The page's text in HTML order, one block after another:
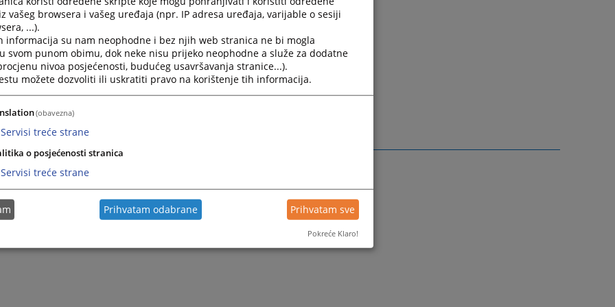
suda:
053/333- 006 lokal 128
sekretar:
053/333-268
053/333-269
ossud-derventa@pravosudje.ba
zaposlene u Osnovnom
(sudovima u BiH):
vašeg browsera i vašeg uređaja (npr. IP adresa uređaja, varijable o sesiji
...).
informacija su nam neophodne i bez njih web stranica ne bi mogla
svom punom obimu, dok neke nisu prijeko neophodne a služe za dodatne
nivoa posjećenosti, budućeg usavršavanja stranice...).
možete dozvoliti ili uskratiti pravo na korištenje tih informacija.
(obavezna)
Servisi treće strane
o posjećenosti stranica
Servisi treće strane
Prihvatam odabrane Prihvatam sve
Pokreće Klaro!